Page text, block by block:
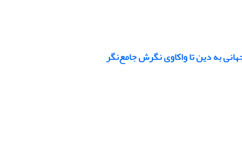
به دین تا واکاوی نگرش جامع‌نگر